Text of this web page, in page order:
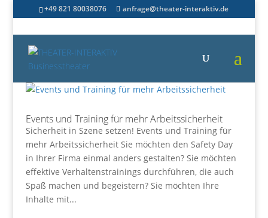
+49 821 80038076 anfrage@theater-interaktiv.de
Events und Training für mehr Arbeitssicherheit
Sicherheit in Szene setzen! Events und Training für
mehr Arbeitssicherheit Sie möchten den Safety Day
in Ihrer Firma einmal anders gestalten? Sie möchten
effektive Verhaltenstrainings durchführen, die auch
Spaß machen und begeistern? Sie möchten Ihre
Inhalte mit...